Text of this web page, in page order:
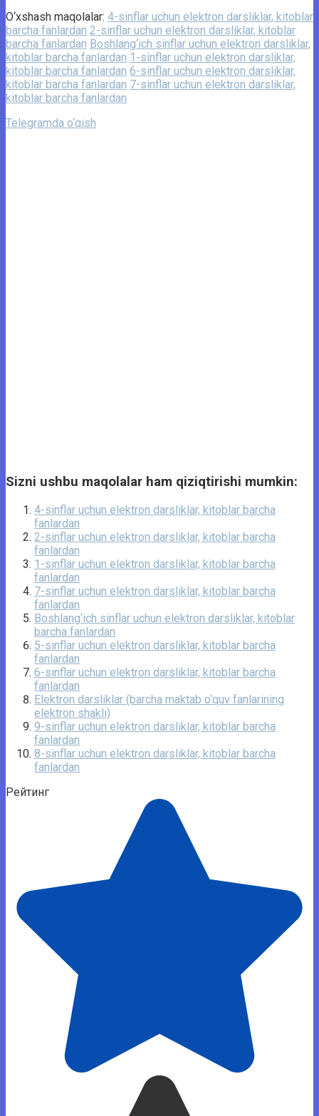
O‘xshash maqolalar: 4-sinflar uchun elektron darsliklar, kitoblar
barcha fanlardan 2-sinflar uchun elektron darsliklar, kitoblar
barcha fanlardan Boshlang‘ich sinflar uchun elektron darsliklar,
kitoblar barcha fanlardan 1-sinflar uchun elektron darsliklar,
kitoblar barcha fanlardan 6-sinflar uchun elektron darsliklar,
kitoblar barcha fanlardan 7-sinflar uchun elektron darsliklar,
kitoblar barcha fanlardan
Telegramda o‘qish
Sizni ushbu maqolalar ham qiziqtirishi mumkin:
4-sinflar uchun elektron darsliklar, kitoblar barcha
fanlardan
2-sinflar uchun elektron darsliklar, kitoblar barcha
fanlardan
1-sinflar uchun elektron darsliklar, kitoblar barcha
fanlardan
7-sinflar uchun elektron darsliklar, kitoblar barcha
fanlardan
Boshlang‘ich sinflar uchun elektron darsliklar, kitoblar
barcha fanlardan
5-sinflar uchun elektron darsliklar, kitoblar barcha
fanlardan
6-sinflar uchun elektron darsliklar, kitoblar barcha
fanlardan
Elektron darsliklar (barcha maktab o‘quv fanlarining
elektron shakli)
9-sinflar uchun elektron darsliklar, kitoblar barcha
fanlardan
8-sinflar uchun elektron darsliklar, kitoblar barcha
fanlardan
Рейтинг